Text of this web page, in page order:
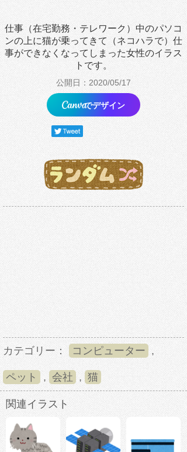
仕事（在宅勤務・テレワーク）中のパソコ
ンの上に猫が乗ってきて（ネコハラで）仕
事ができなくなってしまった女性のイラス
トです。
公開日：2020/05/17
でデザイン
カテゴリー： コンピューター ,
ペット , 会社 , 猫
関連イラスト